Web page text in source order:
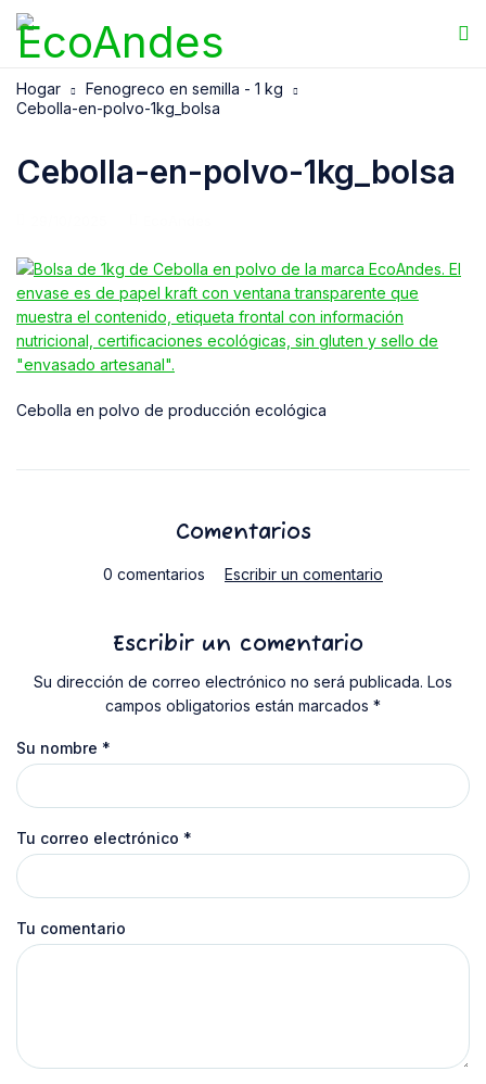
Hogar
Fenogreco en semilla - 1 kg
Cebolla-en-polvo-1kg_bolsa
Cebolla-en-polvo-1kg_bolsa
Cebolla en polvo de producción ecológica
Comentarios
0 comentarios Escribir un comentario
Escribir un comentario
Su dirección de correo electrónico no será publicada. Los
campos obligatorios están marcados *
Su nombre *
Tu correo electrónico *
Tu comentario